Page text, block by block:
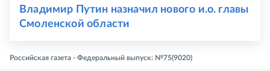
Владимир Путин назначил нового и.о. главы
Смоленской области
Российская газета - Федеральный выпуск: №75(9020)